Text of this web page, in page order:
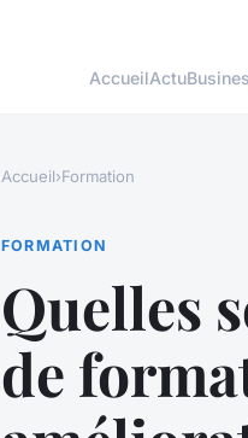
AccueilActu
Accueil›Formation
FORMATION
Quelles
de